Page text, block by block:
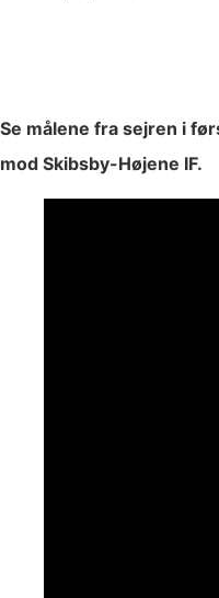
Se målene fra sejren i
mod Skibsby-Højene IF.